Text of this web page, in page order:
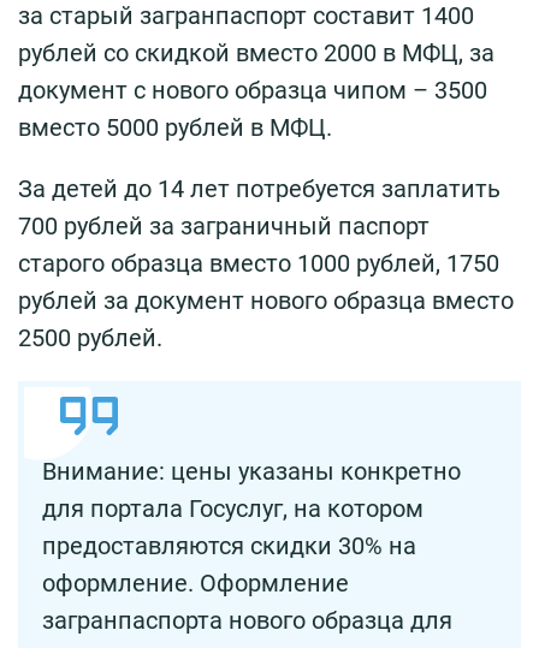
за старый загранпаспорт составит 1400
рублей со скидкой вместо 2000 в МФЦ, за
документ с нового образца чипом – 3500
вместо 5000 рублей в МФЦ.
За детей до 14 лет потребуется заплатить
700 рублей за заграничный паспорт
старого образца вместо 1000 рублей, 1750
рублей за документ нового образца вместо
2500 рублей.
Внимание: цены указаны конкретно
для портала Госуслуг, на котором
предоставляются скидки 30% на
оформление. Оформление
загранпаспорта нового образца для